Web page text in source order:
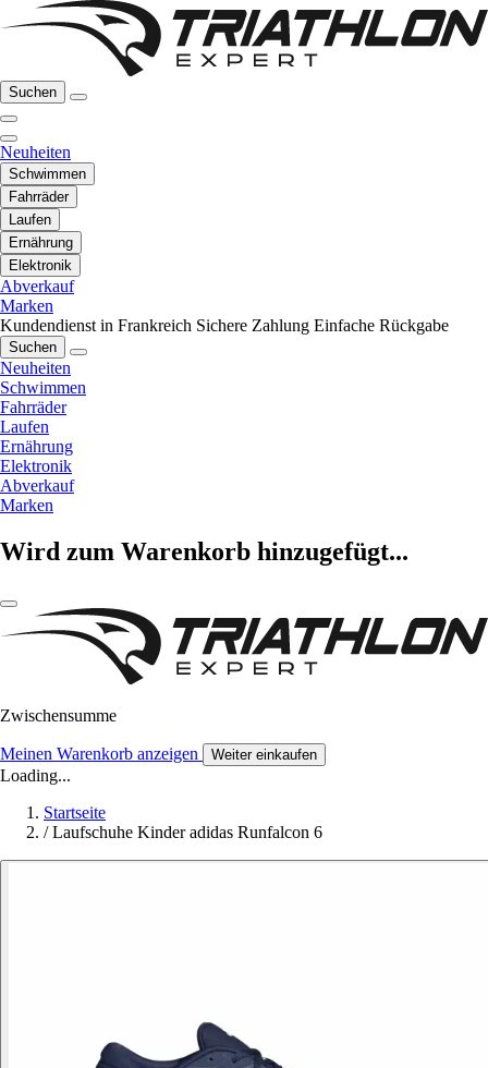
Suchen
Neuheiten
Schwimmen
Fahrräder
Laufen
Ernährung
Elektronik
Abverkauf
Marken
Kundendienst in Frankreich Sichere Zahlung Einfache Rückgabe
Suchen
Neuheiten
Schwimmen
Fahrräder
Laufen
Ernährung
Elektronik
Abverkauf
Marken
Wird zum Warenkorb hinzugefügt...
Zwischensumme
Meinen Warenkorb anzeigen Weiter einkaufen
Loading...
Startseite
/ Laufschuhe Kinder adidas Runfalcon 6